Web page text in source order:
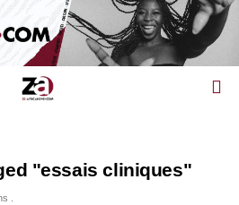
"essais cliniques"
.